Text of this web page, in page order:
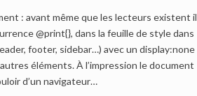
: avant même que les lecteurs existent il
@print{}, dans la feuille de style dans
footer, sidebar…) avec un display:none
éléments. À l’impression le document
d’un navigateur…